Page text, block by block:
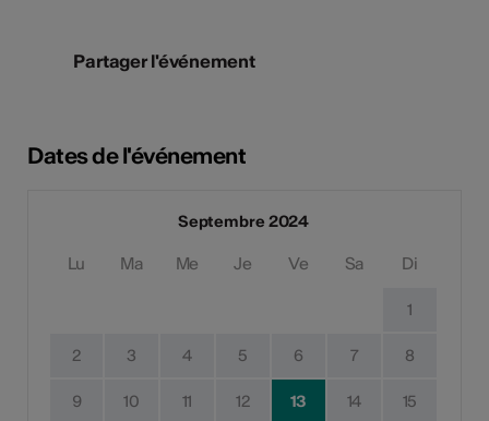
Partager l'événement
Dates de l'événement
Septembre 2024
Lu Ma Me Je Ve Sa Di
1
2 3 4 5 6 7 8
9 10 11 12 13 14 15